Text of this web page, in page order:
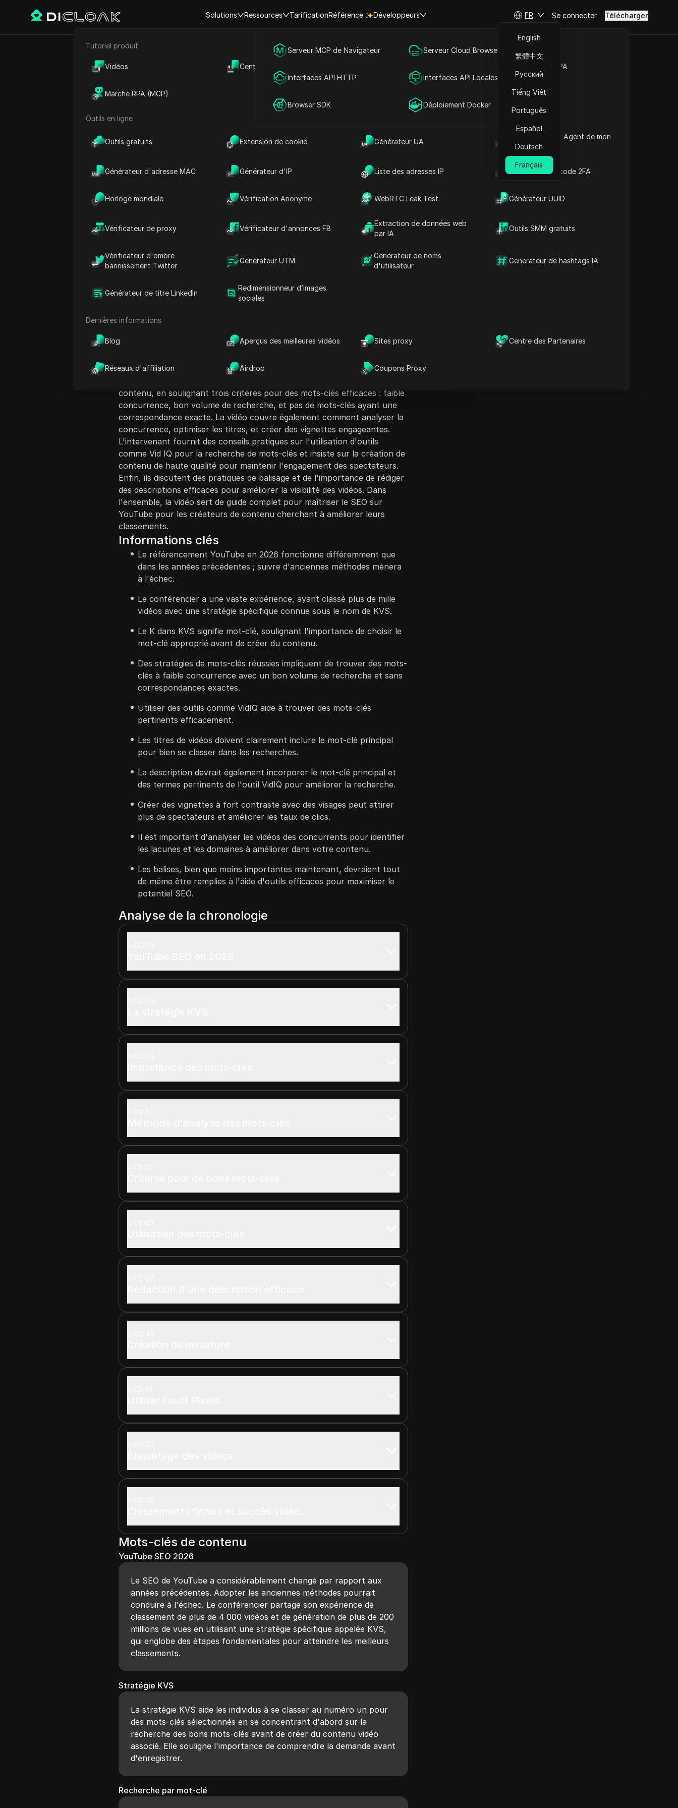
Solutions
E-commerce Marketing des médias sociaux
Publicité
Partage de compte
Ressources
Tutoriel produit
Vidéos Centre d'aide Marché de la RPA
Marché RPA (MCP)
Outils en ligne
Outils gratuits Extension de cookie Générateur UA
Quel est le User Agent de mon
navigateur
Générateur d'adresse MAC Générateur d'IP Liste des adresses IP Générateur de code 2FA
Horloge mondiale Vérification Anonyme WebRTC Leak Test Générateur UUID
Vérificateur de proxy Vérificateur d'annonces FB
Extraction de données web
par IA
Outils SMM gratuits
Vérificateur d'ombre
bannissement Twitter
Générateur UTM
Générateur de noms
d'utilisateur
Generateur de hashtags IA
Générateur de titre LinkedIn
Redimensionneur d’images
sociales
Dernières informations
Blog Aperçus des meilleures vidéos Sites proxy Centre des Partenaires
Réseaux d'affiliation Airdrop Coupons Proxy
TarificationRéférence Développeurs
Serveur MCP de Navigateur Serveur Cloud Browser MCP
Interfaces API HTTP Interfaces API Locales
Browser SDK Déploiement Docker
FR
English
繁體中文
Русский
Tiếng Việt
Português
Español
Deutsch
Français
Se connecter Télécharger
Accueil|Aperçus des meilleures vidéos
SEO YouTube 2026 : Comment je me classe numéro 1 sur
Play Video: SEO YouTube 2026 : Comment je me classe numéro 1 sur YouTube
Introduction au contenu
Poser des questions sur cette page
Ouvrir dans Claude
Poser des questions sur cette page
La vidéo aborde l'évolution des stratégies de SEO sur YouTube d'ici 2026,
soulignant l'importance de s'adapter aux nouvelles tendances pour
réussir. Le présentateur partage son expérience de classement de plus de
stratégie spécifique connue sous le nom de KVS (Mot-clé, Vidéo, SEO). Ils
contenu, en soulignant trois critères pour des mots-clés efficaces : faible
concurrence, bon volume de recherche, et pas de mots-clés ayant une
correspondance exacte. La vidéo couvre également comment analyser la
concurrence, optimiser les titres, et créer des vignettes engageantes.
L'intervenant fournit des conseils pratiques sur l'utilisation d'outils
comme Vid IQ pour la recherche de mots-clés et insiste sur la création de
contenu de haute qualité pour maintenir l'engagement des spectateurs.
Enfin, ils discutent des pratiques de balisage et de l'importance de rédiger
des descriptions efficaces pour améliorer la visibilité des vidéos. Dans
l'ensemble, la vidéo sert de guide complet pour maîtriser le SEO sur
YouTube pour les créateurs de contenu cherchant à améliorer leurs
classements.
Informations clés
Le référencement YouTube en 2026 fonctionne différemment que
dans les années précédentes ; suivre d'anciennes méthodes mènera
à l'échec.
Le conférencier a une vaste expérience, ayant classé plus de mille
vidéos avec une stratégie spécifique connue sous le nom de KVS.
Le K dans KVS signifie mot-clé, soulignant l'importance de choisir le
mot-clé approprié avant de créer du contenu.
Des stratégies de mots-clés réussies impliquent de trouver des mots-
clés à faible concurrence avec un bon volume de recherche et sans
correspondances exactes.
Utiliser des outils comme VidIQ aide à trouver des mots-clés
pertinents efficacement.
Les titres de vidéos doivent clairement inclure le mot-clé principal
pour bien se classer dans les recherches.
La description devrait également incorporer le mot-clé principal et
des termes pertinents de l'outil VidIQ pour améliorer la recherche.
Créer des vignettes à fort contraste avec des visages peut attirer
plus de spectateurs et améliorer les taux de clics.
Il est important d'analyser les vidéos des concurrents pour identifier
les lacunes et les domaines à améliorer dans votre contenu.
Les balises, bien que moins importantes maintenant, devraient tout
de même être remplies à l'aide d'outils efficaces pour maximiser le
potentiel SEO.
Analyse de la chronologie
Mots-clés de contenu
YouTube SEO 2026
Le SEO de YouTube a considérablement changé par rapport aux
années précédentes. Adopter les anciennes méthodes pourrait
conduire à l'échec. Le conférencier partage son expérience de
classement de plus de 4 000 vidéos et de génération de plus de 200
millions de vues en utilisant une stratégie spécifique appelée KVS,
qui englobe des étapes fondamentales pour atteindre les meilleurs
classements.
Stratégie KVS
La stratégie KVS aide les individus à se classer au numéro un pour
des mots-clés sélectionnés en se concentrant d'abord sur la
recherche des bons mots-clés avant de créer du contenu vidéo
associé. Elle souligne l'importance de comprendre la demande avant
d'enregistrer.
Recherche par mot-clé
Introduction au contenu
Informations clés
Questions et réponses
DICloak garde la gestion de
vos multiples comptes en